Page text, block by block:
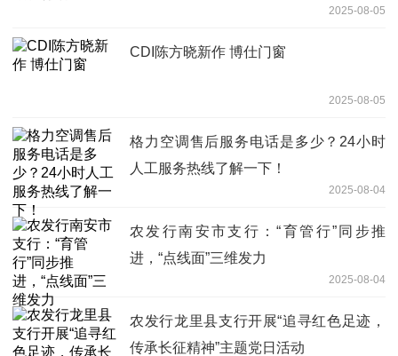
2025-08-05
CDI陈方晓新作 博仕门窗
2025-08-05
格力空调售后服务电话是多少？24小时
人工服务热线了解一下！
2025-08-04
农发行南安市支行：“育管行”同步推
进，“点线面”三维发力
2025-08-04
农发行龙里县支行开展“追寻红色足迹，
传承长征精神”主题党日活动